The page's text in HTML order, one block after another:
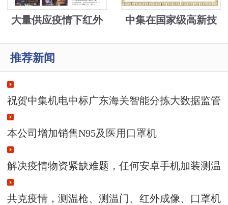
份登记上传
大量供应疫情下红外
成像测温设备5万元
中集在国家级高新技
术、新技术新产品基
推荐新闻
祝贺中集机电中标广东海关智能分拣大数据监管
系统11880000元
本公司增加销售N95及医用口罩机
解决疫情物资紧缺难题，任何安卓手机加装测温
模块成随手可用测温仪
共克疫情，测温枪、测温门、红外成像、口罩机